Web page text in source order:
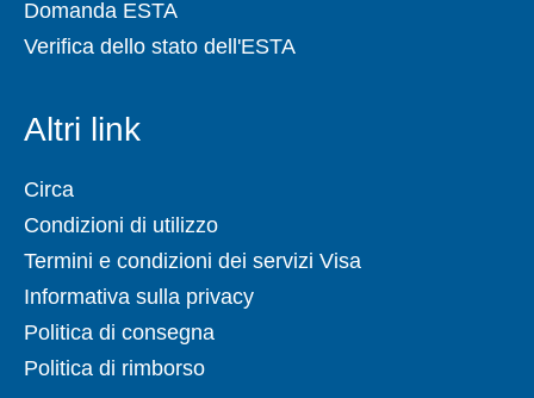
Domanda ESTA
Verifica dello stato dell'ESTA
Altri link
Circa
Condizioni di utilizzo
Termini e condizioni dei servizi Visa
Informativa sulla privacy
Politica di consegna
Politica di rimborso